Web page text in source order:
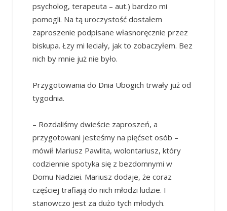
psycholog, terapeuta – aut.) bardzo mi
pomogli. Na tą uroczystość dostałem
zaproszenie podpisane własnoręcznie przez
biskupa. Łzy mi leciały, jak to zobaczyłem. Bez
nich by mnie już nie było.
Przygotowania do Dnia Ubogich trwały już od
tygodnia.
– Rozdaliśmy dwieście zaproszeń, a
przygotowani jesteśmy na pięćset osób –
mówił Mariusz Pawlita, wolontariusz, który
codziennie spotyka się z bezdomnymi w
Domu Nadziei. Mariusz dodaje, że coraz
częściej trafiają do nich młodzi ludzie. I
stanowczo jest za dużo tych młodych.